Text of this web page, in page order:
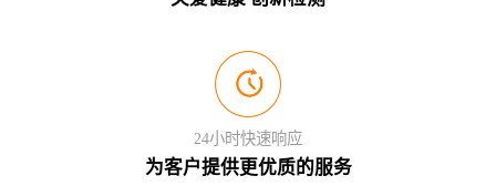
24小时快速响应
为客户提供更优质的服务